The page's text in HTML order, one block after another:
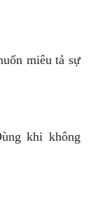
miêu tả sự
khi không